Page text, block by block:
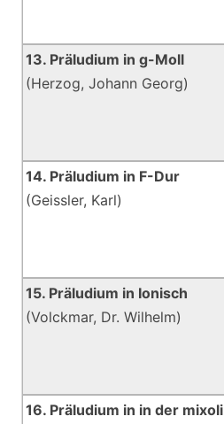
13. Präludium in g-Moll
(Herzog, Johann Georg)
14. Präludium in F-Dur
(Geissler, Karl)
15. Präludium in Ionisch
(Volckmar, Dr. Wilhelm)
16. Präludium in in der mixoli